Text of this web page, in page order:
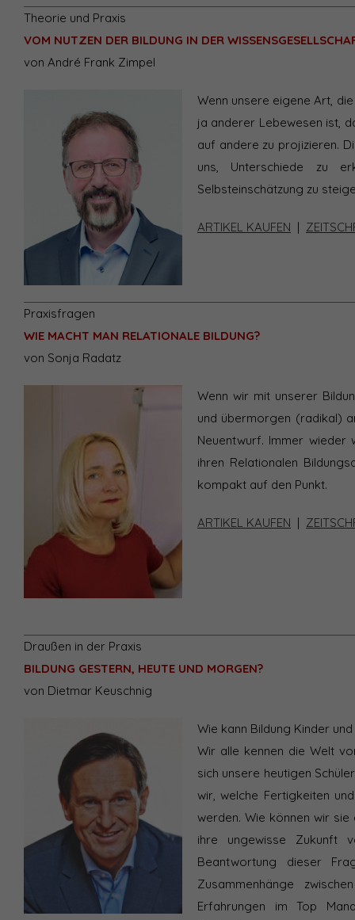
Theorie und Praxis
VOM NUTZEN DER BILDUNG IN DER
von André Frank Zimpel
Wenn unsere eigene Art,
ja anderer Lebewesen ist,
auf andere zu projizieren.
uns, Unterschiede zu
Selbsteinschätzung zu
ARTIKEL KAUFEN
Praxisfragen
WIE MACHT MAN RELATIONALE BILDUNG?
von Sonja Radatz
Wenn wir mit unserer
und übermorgen (radikal)
Neuentwurf. Immer wieder
ihren Relationalen
kompakt auf den Punkt.
ARTIKEL KAUFEN
Draußen in der Praxis
BILDUNG GESTERN, HEUTE UND MORGEN?
von Dietmar Keuschnig
Wie kann Bildung Kinder
Wir alle kennen die Welt
sich unsere heutigen
wir, welche Fertigkeiten
werden. Wie können wir
ihre ungewisse Zukunft
Beantwortung dieser
Zusammenhänge
Erfahrungen im Top